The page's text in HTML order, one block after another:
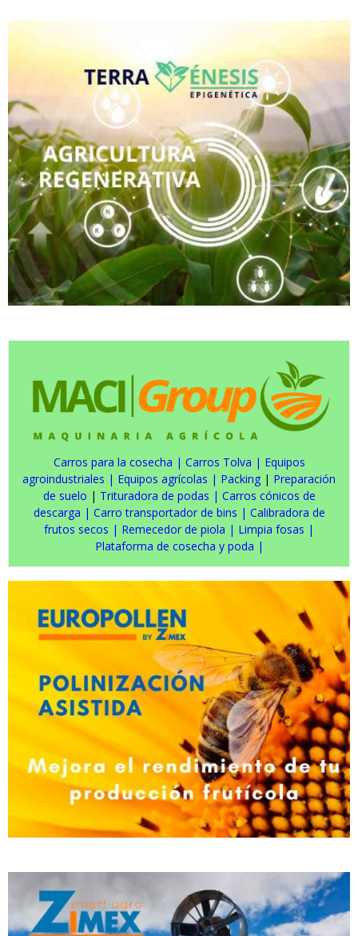
Carros para la cosecha | Carros Tolva | Equipos
agroindustriales | Equipos agrícolas | Packing | Preparación
de suelo | Trituradora de podas | Carros cónicos de
descarga | Carro transportador de bins | Calibradora de
frutos secos | Remecedor de piola | Limpia fosas |
Plataforma de cosecha y poda |